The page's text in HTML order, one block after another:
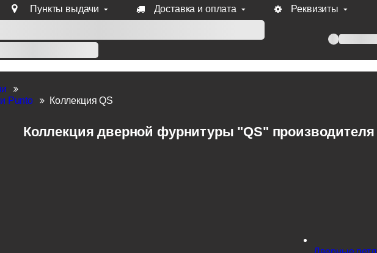
Пункты выдачи Доставка и оплата Реквизиты
Punto
Коллекция QS
Коллекция дверной фурнитуры "QS" производителя